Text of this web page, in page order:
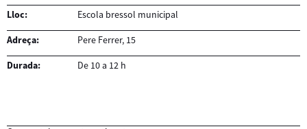
Lloc: Escola bressol municipal
Adreça: Pere Ferrer, 15
Durada: De 10 a 12 h